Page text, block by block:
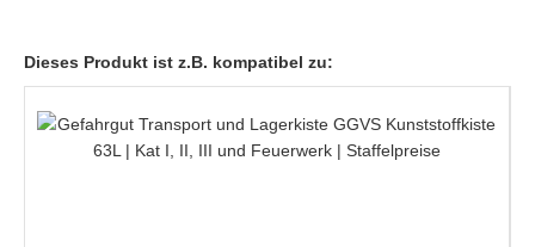
Dieses Produkt ist z.B. kompatibel zu: